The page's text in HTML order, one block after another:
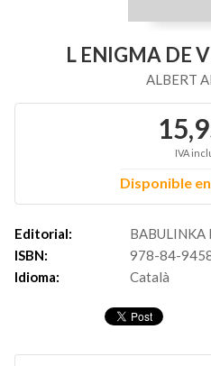
L ENIGMA DE
ALBERT
IVA
Disponible
Editorial:
BABULINKA
ISBN:
978-84-
Idioma:
Català